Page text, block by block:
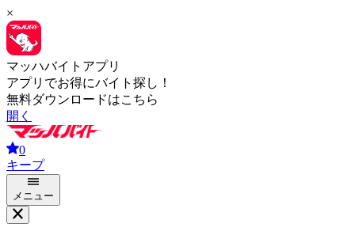
×
マッハバイトアプリ
アプリでお得にバイト探し！
無料ダウンロードはこちら
開く
0
キープ
メニュー